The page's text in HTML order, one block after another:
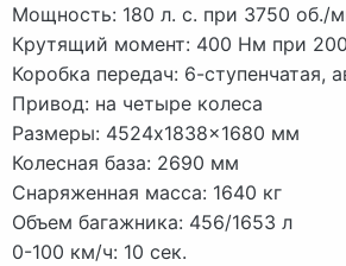
Мощность: 180 л. с. при 3750 об./
Крутящий момент: 400 Нм при
Коробка передач: 6-ступенчатая,
Привод: на четыре колеса
Размеры: 4524x1838x1680 мм
Колесная база: 2690 мм
Снаряженная масса: 1640 кг
Объем багажника: 456/1653 л
0-100 км/ч: 10 сек.